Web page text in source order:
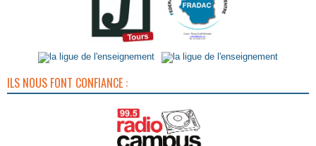
ILS NOUS FONT CONFIANCE :